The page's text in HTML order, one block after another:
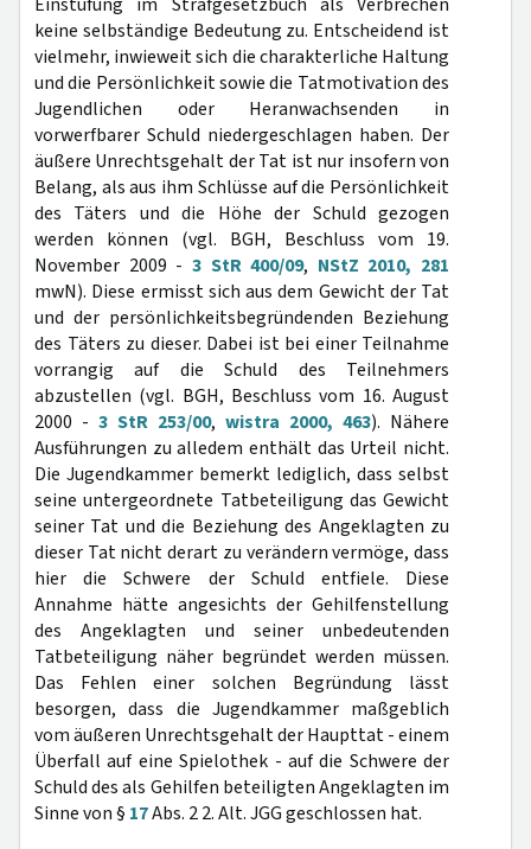
keine selbständige Bedeutung zu. Entscheidend ist
vielmehr, inwieweit sich die charakterliche Haltung
und die Persönlichkeit sowie die Tatmotivation des
Jugendlichen oder Heranwachsenden in
vorwerfbarer Schuld niedergeschlagen haben. Der
äußere Unrechtsgehalt der Tat ist nur insofern von
Belang, als aus ihm Schlüsse auf die Persönlichkeit
des Täters und die Höhe der Schuld gezogen
werden können (vgl. BGH, Beschluss vom 19.
November 2009 - 3 StR 400/09, NStZ 2010, 281
mwN). Diese ermisst sich aus dem Gewicht der Tat
und der persönlichkeitsbegründenden Beziehung
des Täters zu dieser. Dabei ist bei einer Teilnahme
vorrangig auf die Schuld des Teilnehmers
abzustellen (vgl. BGH, Beschluss vom 16. August
2000 - 3 StR 253/00, wistra 2000, 463). Nähere
Ausführungen zu alledem enthält das Urteil nicht.
Die Jugendkammer bemerkt lediglich, dass selbst
seine untergeordnete Tatbeteiligung das Gewicht
seiner Tat und die Beziehung des Angeklagten zu
dieser Tat nicht derart zu verändern vermöge, dass
hier die Schwere der Schuld entfiele. Diese
Annahme hätte angesichts der Gehilfenstellung
des Angeklagten und seiner unbedeutenden
Tatbeteiligung näher begründet werden müssen.
Das Fehlen einer solchen Begründung lässt
besorgen, dass die Jugendkammer maßgeblich
vom äußeren Unrechtsgehalt der Haupttat - einem
Überfall auf eine Spielothek - auf die Schwere der
Schuld des als Gehilfen beteiligten Angeklagten im
Sinne von § 17Abs. 2 2. Alt. JGG geschlossen hat.